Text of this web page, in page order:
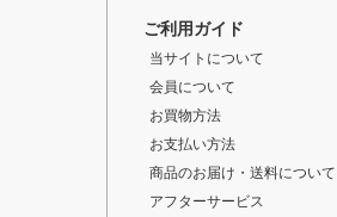
ご利用ガイド
当サイトについて
会員について
お買物方法
お支払い方法
商品のお届け・送料について
アフターサービス